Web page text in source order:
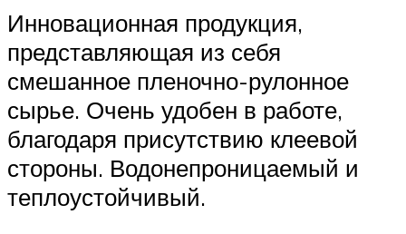
Инновационная продукция,
представляющая из себя
смешанное пленочно-рулонное
сырье. Очень удобен в работе,
благодаря присутствию клеевой
стороны. Водонепроницаемый и
теплоустойчивый.